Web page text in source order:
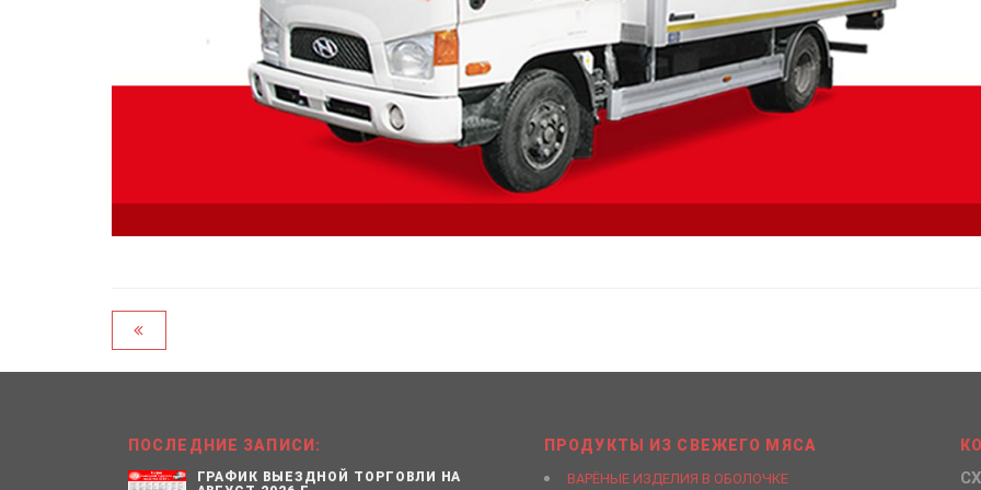
ПОСЛЕДНИЕ ЗАПИСИ:
ГРАФИК ВЫЕЗДНОЙ ТОРГОВЛИ НА
ПРОДУКТЫ ИЗ СВЕЖЕГО МЯСА
ВАРЁНЫЕ ИЗДЕЛИЯ В ОБОЛОЧКЕ